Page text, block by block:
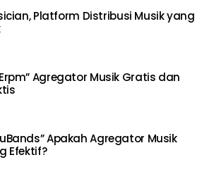
Platform Distribusi Musik yang
Agregator Musik Gratis dan
Apakah Agregator Musik
Efektif?